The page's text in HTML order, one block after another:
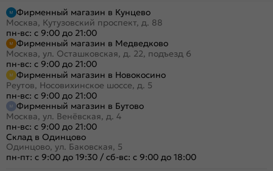
Фирменный магазин в Кунцево
Москва, Кутузовский проспект, д. 88
пн-вс: с 9:00 до 21:00
Фирменный магазин в Медведково
Москва, ул. Осташковская, д. 22, подъезд 6
пн-вс: с 9:00 до 21:00
Фирменный магазин в Новокосино
Реутов, Носовихинское шоссе, д. 5
пн-вс: с 9:00 до 21:00
Фирменный магазин в Бутово
Москва, ул. Венёвская, д. 4
пн-вс: с 9:00 до 21:00
Склад в Одинцово
Одинцово, ул. Баковская, 5
пн-пт: с 9:00 до 19:30 / сб-вс: с 9:00 до 18:00